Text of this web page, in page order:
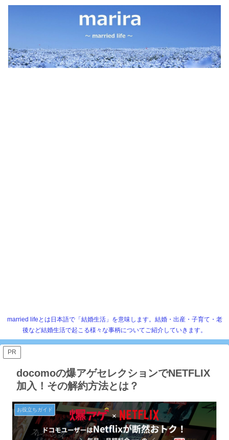
married lifeとは日本語で「結婚生活」を意味します。結婚・出産・子育て・老
後など結婚生活で起こる様々な事柄についてご紹介していきます。
PR
docomoの爆アゲセレクションでNETFLIX
加入！その解約方法とは？
お役立ちガイド